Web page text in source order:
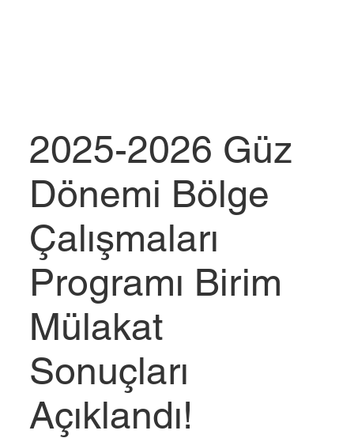
2025-2026 Güz
Dönemi Bölge
Çalışmaları
Programı Birim
Mülakat
Sonuçları
Açıklandı!